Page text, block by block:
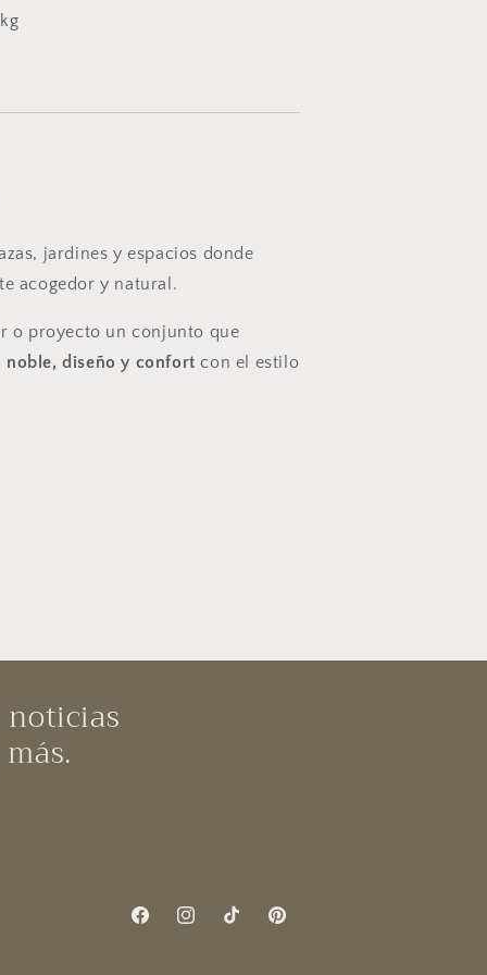
jardines y espacios donde
acogedor y natural.
o proyecto un conjunto que
noble, diseño y confort con el estilo
noticias
FacebookInstagramTikTok Pinterest